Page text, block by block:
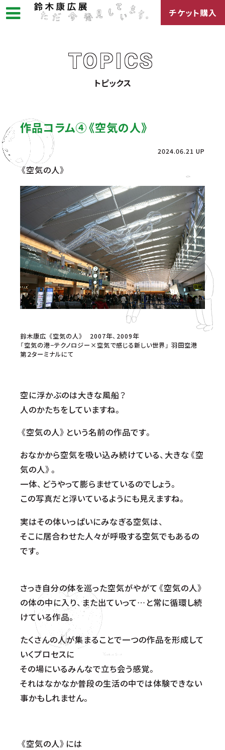
チケット購入
TOPICS
トピックス
作品コラム④《空気の人》
2024.06.21 UP
《空気の人》
鈴木康広 《空気の人》 2007年、2009年
「空気の港−テクノロジー×空気で感じる新しい世界」 羽田空港
第２ターミナルにて
空に浮かぶのは大きな風船？
人のかたちをしていますね。
《空気の人》という名前の作品です。
おなかから空気を吸い込み続けている、大きな《空
気の人》。
一体、どうやって膨らませているのでしょう。
この写真だと浮いているようにも見えますね。
実はその体いっぱいにみなぎる空気は、
そこに居合わせた人々が呼吸する空気でもあるの
です。
さっき自分の体を巡った空気がやがて《空気の人》
の体の中に入り、また出ていって…と常に循環し続
けている作品。
たくさんの人が集まることで一つの作品を形成して
いくプロセスに
その場にいるみんなで立ち会う感覚。
それはなかなか普段の生活の中では体験できない
事かもしれません。
《空気の人》には